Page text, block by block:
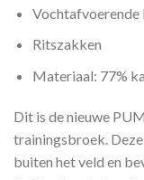
Vochtafvoerende
Ritszakken
Materiaal: 77%
Dit is de nieuwe
trainingsbroek.
buiten het veld en